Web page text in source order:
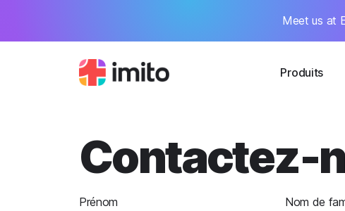
Meet us at
Produits
Contactez-
Prénom Nom de